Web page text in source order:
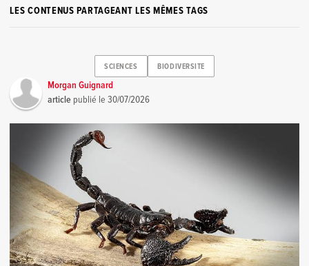
LES CONTENUS PARTAGEANT LES MÊMES TAGS
SCIENCES BIODIVERSITE
Morgan Guignard
article publié le30/07/2026